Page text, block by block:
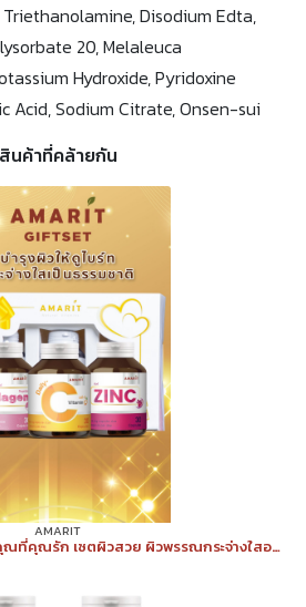
Disodium Edta,
20, Melaleuca
Hydroxide, Pyridoxine
Acid, Sodium Citrate, Onsen-sui
สินค้าที่คล้ายกัน
AMARIT
Gift Set เซ็ตของขวัญเพื่อคุณที่คุณรัก เซตผิวสวย ผิวพรรณกระจ่างใสอย่างเป็นธรรมชาติ